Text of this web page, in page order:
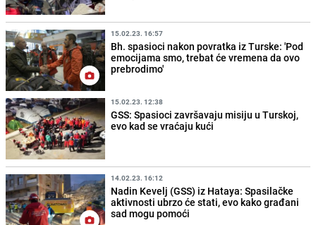
15.02.23. 16:57
Bh. spasioci nakon povratka iz Turske: 'Pod
emocijama smo, trebat će vremena da ovo
prebrodimo'
15.02.23. 12:38
GSS: Spasioci završavaju misiju u Turskoj,
evo kad se vraćaju kući
14.02.23. 16:12
Nadin Kevelj (GSS) iz Hataya: Spasilačke
aktivnosti ubrzo će stati, evo kako građani
sad mogu pomoći